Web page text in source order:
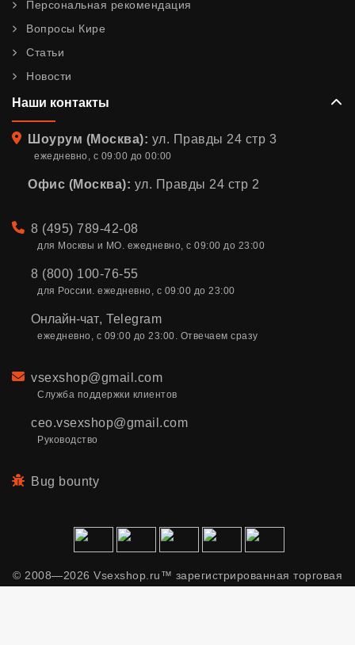
Персональная рекомендация
Вопросы Кире
Статьи
Новости
Наши контакты
Адрес
Шоурум (Москва): ул. Правды 24 стр 3
ежедневно, с 09:00 до 00:00
Офис (Москва): ул. Правды 24 стр 2
Телефон
8 (495) 789-42-08
для Москвы и МО. ежедневно, с 09:00 до 23:00
8 (800) 100-76-55
для России. ежедневно, с 09:00 до 23:00
Онлайн-чат, Telegram
ежедневно, с 09:00 до 23:00. Отвечаем сразу
Email
vsexshop@gmail.com
Служба поддержки клиентов
ceo.vsexshop@gmail.com
Руководство
Bug bounty
© 2008—2026 Vsexshop.ru™ зарегистрированная торговая